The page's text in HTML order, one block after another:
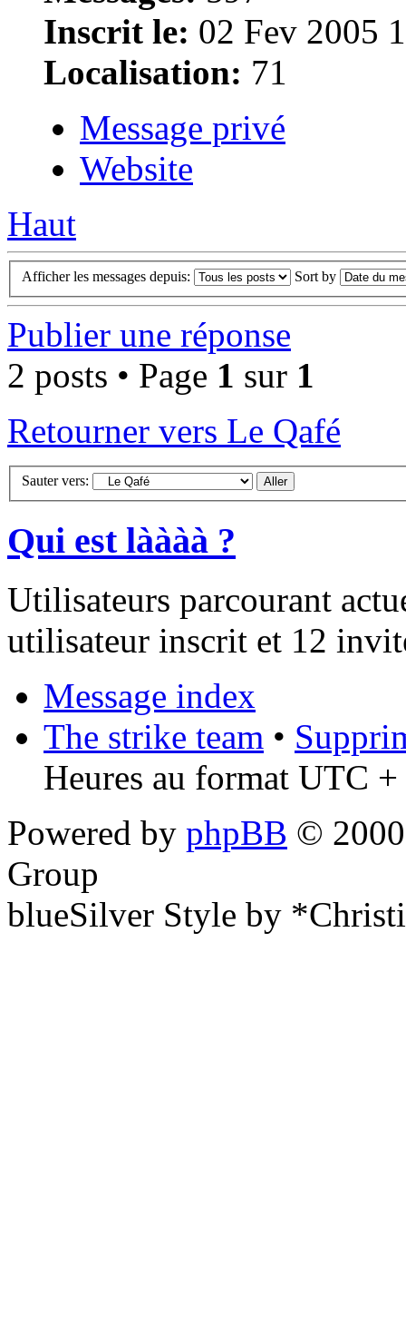
Inscrit le: 02 Fev 2005
Localisation: 71
Message privé
Website
Haut
Afficher les messages depuis: Sort by
Publier une réponse
2 posts • Page 1 sur 1
Retourner vers Le Qafé
Sauter vers:
Qui est làààà ?
Utilisateurs parcourant
utilisateur inscrit et 12
Message index
The strike team •
Heures au format UTC
Powered by phpBB ©
Group
blueSilver Style by